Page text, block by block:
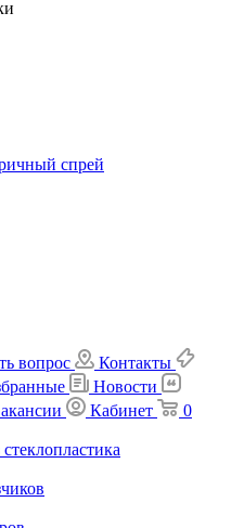
спрей
вопрос
Контакты
Новости
Кабинет
0